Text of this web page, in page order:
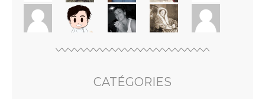
CATÉGORIES